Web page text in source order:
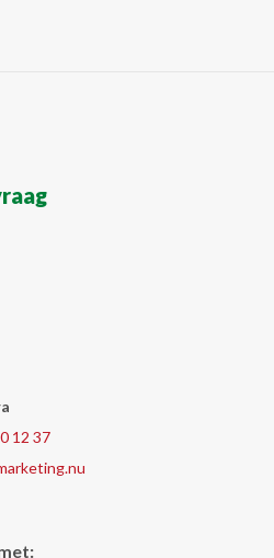
12 37